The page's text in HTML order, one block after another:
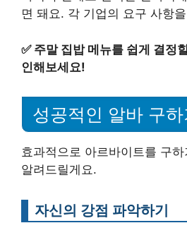
면 돼요. 각 기업의 요구 사항
✅ 주말 집밥 메뉴를 쉽게 결정
인해보세요!
성공적인 알바 구하
효과적으로 아르바이트를 구
알려드릴게요.
자신의 강점 파악하기